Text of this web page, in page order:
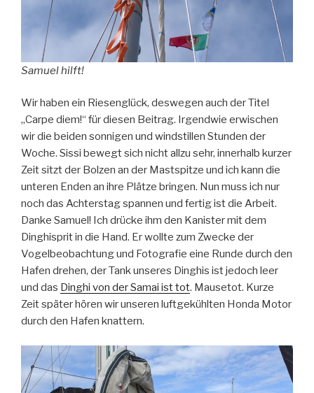
Samuel hilft!
Wir haben ein Riesenglück, deswegen auch der Titel
„Carpe diem!“ für diesen Beitrag. Irgendwie erwischen
wir die beiden sonnigen und windstillen Stunden der
Woche. Sissi bewegt sich nicht allzu sehr, innerhalb kurzer
Zeit sitzt der Bolzen an der Mastspitze und ich kann die
unteren Enden an ihre Plätze bringen. Nun muss ich nur
noch das Achterstag spannen und fertig ist die Arbeit.
Danke Samuel! Ich drücke ihm den Kanister mit dem
Dinghisprit in die Hand. Er wollte zum Zwecke der
Vogelbeobachtung und Fotografie eine Runde durch den
Hafen drehen, der Tank unseres Dinghis ist jedoch leer
und das Dinghi von der Samai ist tot. Mausetot. Kurze
Zeit später hören wir unseren luftgekühlten Honda Motor
durch den Hafen knattern.